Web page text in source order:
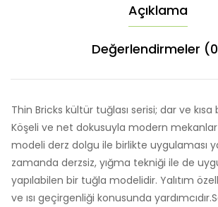
Açıklama
Değerlendirmeler
Thin Bricks kültür tuğlası serisi; dar ve kısa
Köşeli ve net dokusuyla modern
modeli derz dolgu ile birlikte uygulaması
zamanda derzsiz, yığma tekniği ile de
yapılabilen bir tuğla modelidir. Yalıtım
ve ısı geçirgenliği konusunda